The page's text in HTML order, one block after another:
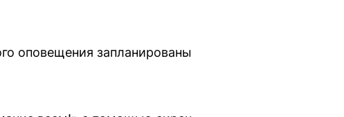
оповещения запланированы